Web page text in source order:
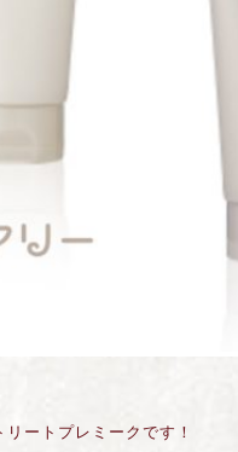
ートプレミークです！